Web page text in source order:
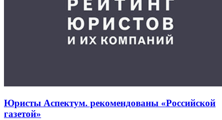
Юристы Аспектум. рекомендованы «Российской
газетой»